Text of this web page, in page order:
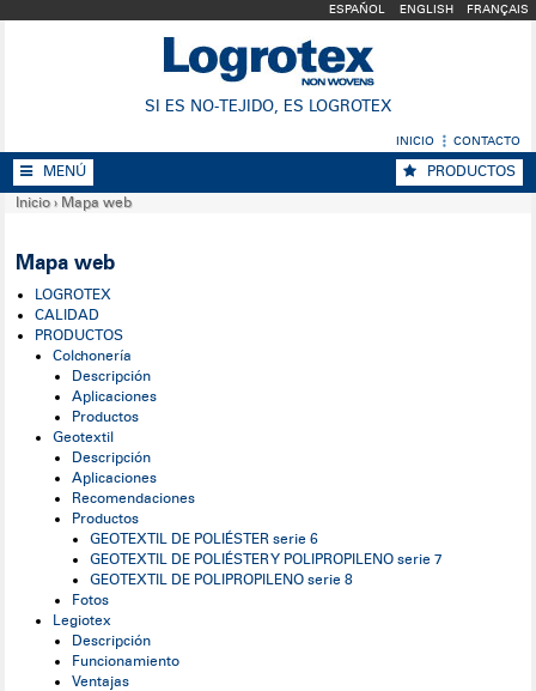
SI ES NO-TEJIDO, ES LOGROTEX
ESPAÑOL ENGLISH FRANÇAIS
INICIO CONTACTO
MENÚ
PRODUCTOS
Inicio› Mapa web
Mapa web
LOGROTEX
CALIDAD
PRODUCTOS
Colchonería
Descripción
Aplicaciones
Productos
Geotextil
Descripción
Aplicaciones
Recomendaciones
Productos
GEOTEXTIL DE POLIÉSTER serie 6
GEOTEXTIL DE POLIÉSTER Y POLIPROPILENO serie 7
GEOTEXTIL DE POLIPROPILENO serie 8
Fotos
Legiotex
Descripción
Funcionamiento
Ventajas